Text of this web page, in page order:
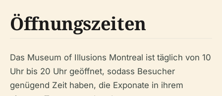
Öffnungszeiten
Das Museum of Illusions Montreal ist täglich von 10
Uhr bis 20 Uhr geöffnet, sodass Besucher
genügend Zeit haben, die Exponate in ihrem